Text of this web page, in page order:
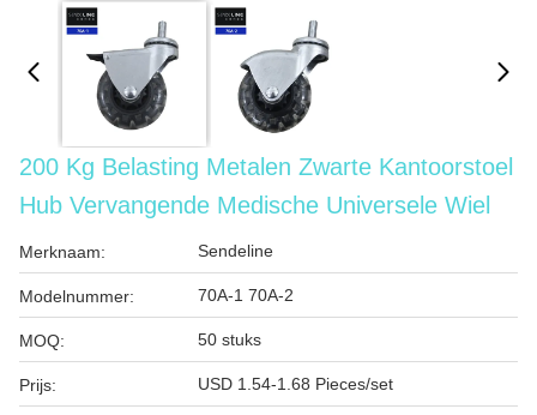
200 Kg Belasting Metalen Zwarte Kantoorstoel
Hub Vervangende Medische Universele Wiel
Merknaam: Sendeline
Modelnummer: 70A-1 70A-2
MOQ: 50 stuks
Prijs: USD 1.54-1.68 Pieces/set